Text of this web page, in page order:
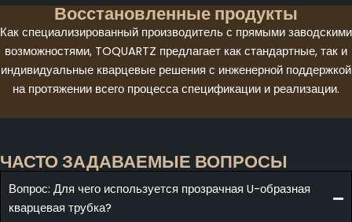
Восстановленные продукты
Как специализированный производитель с прямыми заводскими
возможностями, TOQUARTZ предлагает как стандартные, так и
индивидуальные кварцевые решения с инженерной поддержкой
на протяжении всего процесса спецификации и реализации.
ЧАСТО ЗАДАВАЕМЫЕ ВОПРОСЫ
Вопрос: Для чего используется прозрачная U-образная
кварцевая трубка?